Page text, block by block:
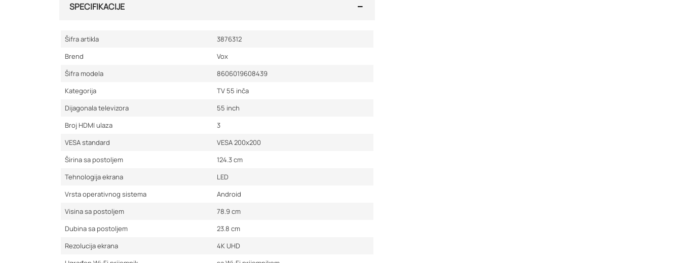
SPECIFIKACIJE
Šifra artikla
3876312
Brend
Vox
Šifra modela
8606019608439
Kategorija
TV 55 inča
Dijagonala televizora
55 inch
Broj HDMI ulaza
3
VESA standard
VESA 200x200
Širina sa postoljem
124.3cm
Tehnologija ekrana
LED
Vrsta operativnog sistema
Android
Visina sa postoljem
78.9cm
Dubina sa postoljem
23.8cm
Rezolucija ekrana
4K UHD